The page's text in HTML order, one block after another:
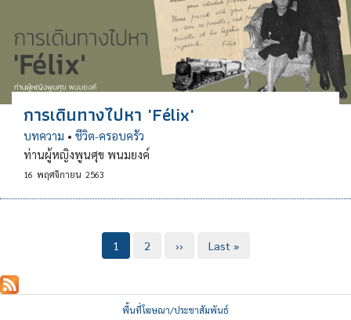
การเดินทางไปหา 'Félix'
บทความ • ชีวิต-ครอบครัว
ท่านผู้หญิงพูนศุข พนมยงค์
16 พฤศจิกายน 2563
Current
1 Page
2
Next
››
Last
Last »
พื้นที่โฆษณา/ประชาสัมพันธ์